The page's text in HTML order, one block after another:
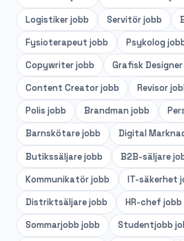
Logistikerjobb Servitörjobb
Fysioterapeut jobb Psykolog
Copywriterjobb Grafisk Designer
Content Creatorjobb Revisor
Polis jobb Brandman jobb
Barnskötarejobb Digital
Butikssäljarejobb B2B-säljare
Kommunikatörjobb IT-säkerhet
Distriktsäljarejobb HR-chef jobb
Sommarjobb jobb Studentjobb